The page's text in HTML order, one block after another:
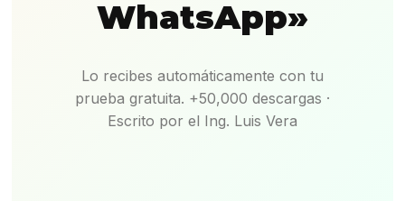
WhatsApp»
Lo recibes automáticamente con tu
prueba gratuita. +50,000 descargas ·
Escrito por el Ing. Luis Vera